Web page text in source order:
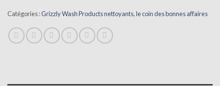
Catégories :Grizzly Wash Products nettoyants,le coin des bonnes affaires